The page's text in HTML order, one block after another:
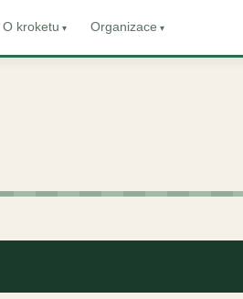
O kroketu Organizace